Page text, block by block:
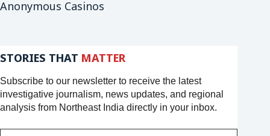
Anonymous Casinos
STORIES THAT MATTER
Subscribe to our newsletter to receive the latest
investigative journalism, news updates, and regional
analysis from Northeast India directly in your inbox.